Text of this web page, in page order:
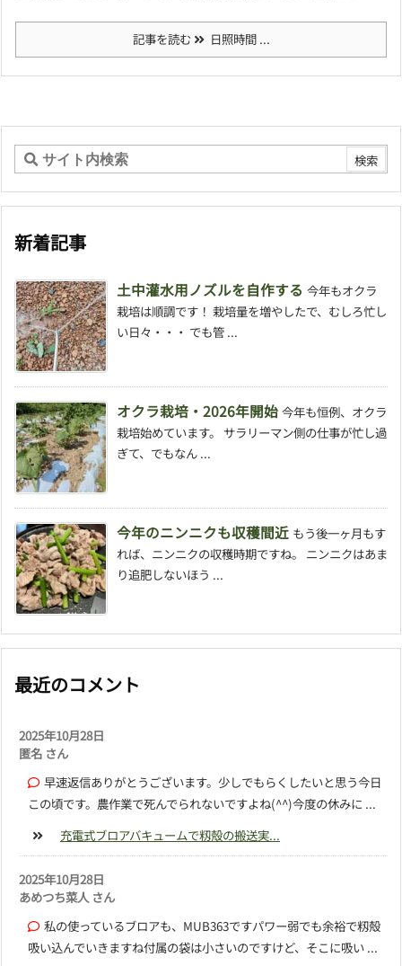
記事を読む 日照時間 ...
新着記事
土中灌水用ノズルを自作する 今年もオクラ
栽培は順調です！ 栽培量を増やしたで、むしろ忙し
い日々・・・ でも管 ...
オクラ栽培・2026年開始 今年も恒例、オクラ
栽培始めています。 サラリーマン側の仕事が忙し過
ぎて、でもなん ...
今年のニンニクも収穫間近 もう後一ヶ月もす
れば、ニンニクの収穫時期ですね。 ニンニクはあま
り追肥しないほう ...
最近のコメント
2025年10月28日
匿名 さん
早速返信ありがとうございます。少しでもらくしたいと思う今日
この頃です。農作業で死んでられないですよね(^^)今度の休みに ...
充電式ブロアバキュームで籾殻の搬送実...
2025年10月28日
あめつち菜人 さん
私の使っているブロアも、MUB363ですパワー弱でも余裕で籾殻
吸い込んでいきますね付属の袋は小さいのですけど、そこに吸い ...